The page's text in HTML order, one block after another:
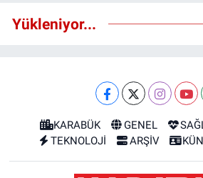
Yükleniyor...
KARABÜK GENEL
TEKNOLOJİ
ARŞİV